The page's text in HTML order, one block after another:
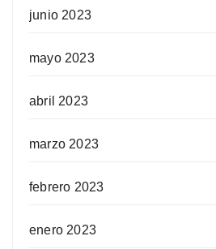
junio 2023
mayo 2023
abril 2023
marzo 2023
febrero 2023
enero 2023